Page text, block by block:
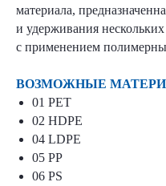
материала,
и удерживания
с применением
ВОЗМОЖНЫЕ
01 PET
02 HDPE
04 LDPE
05 PP
06 PS